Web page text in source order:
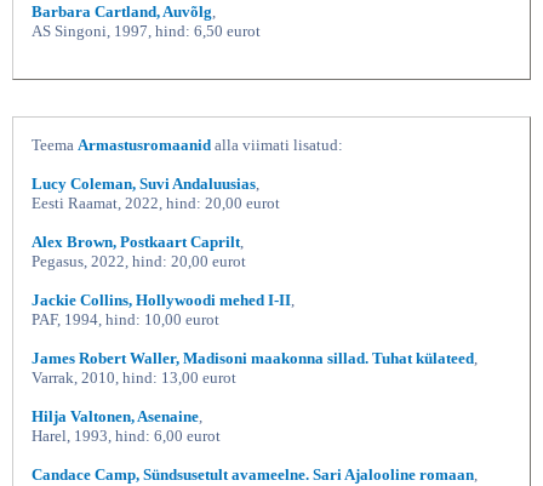
Barbara Cartland, Auvõlg
AS Singoni, 1997, hind: 6,50 eurot
Teema Armastusromaanid alla viimati lisatud:
Lucy Coleman, Suvi Andaluusias
Eesti Raamat, 2022, hind: 20,00 eurot
Alex Brown, Postkaart Caprilt
Pegasus, 2022, hind: 20,00 eurot
Jackie Collins, Hollywoodi mehed I-II
PAF, 1994, hind: 10,00 eurot
James Robert Waller, Madisoni maakonna sillad. Tuhat külateed
Varrak, 2010, hind: 13,00 eurot
Hilja Valtonen, Asenaine
Harel, 1993, hind: 6,00 eurot
Candace Camp, Sündsusetult avameelne. Sari Ajalooline romaan